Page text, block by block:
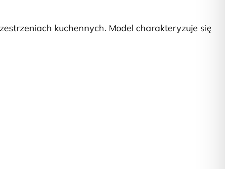
kuchennych. Model charakteryzuje się